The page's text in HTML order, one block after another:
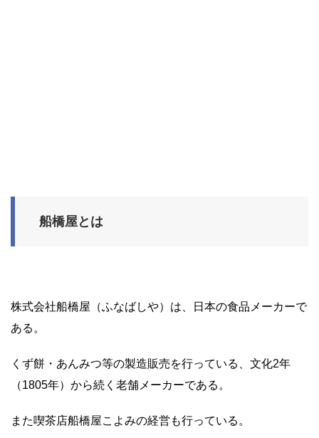
船橋屋とは
株式会社船橋屋（ふなばしや）は、日本の食品メーカーで
ある。
くず餅・あんみつ等の製造販売を行っている、文化2年
（1805年）から続く老舗メーカーである。
また喫茶店船橋屋こよみの経営も行っている。